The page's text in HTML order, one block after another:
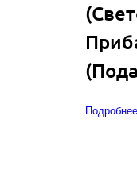
Подробнее